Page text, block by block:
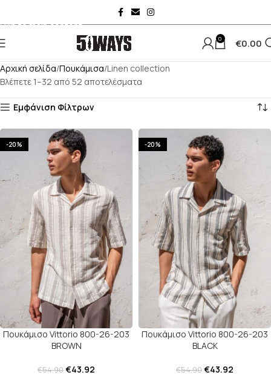
Skip to main content
0 €0.00
Αρχική σελίδα Πουκάμισα Linen collection
Βλέπετε 1–32 από 52 αποτελέσματα
Εμφάνιση Φίλτρων
-20%
Πουκάμισο Vittorio 800-26-203
BROWN
€54.90€43.92
-20%
Πουκάμισο Vittorio 800-26-203
BLACK
€54.90€43.92